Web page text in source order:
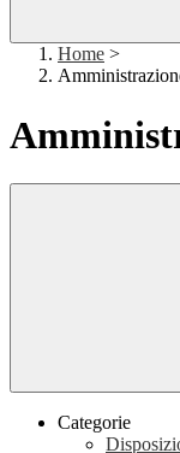
Home >
Categorie